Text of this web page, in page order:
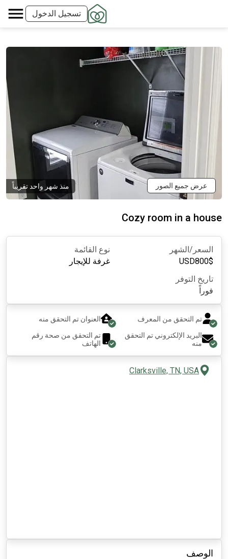
تسجيل الدخول
منذ شهر واحد تقريباً عرض جميع الصور
Cozy room in a house
السعر/الشهر
$
800
USD
نوع القائمة
غرفة للإيجار
تاريخ التوفر
فوراً
تم التحقق من المعرف
العنوان تم التحقق منه
البريد الإلكتروني تم التحقق
منه
تم التحقق من صحة رقم
الهاتف
Clarksville, TN, USA
الوصف